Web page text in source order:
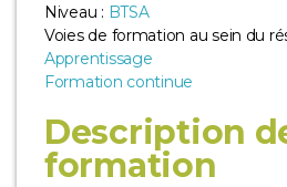
Niveau : BTSA
Voies de formation au sein du
Apprentissage
Formation continue
Description
formation